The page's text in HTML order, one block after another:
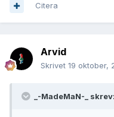
Citera
Arvid
Skrivet 19 oktober,
_-MadeMaN-_ skrev: